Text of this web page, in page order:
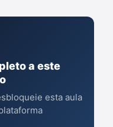
a este
esta aula